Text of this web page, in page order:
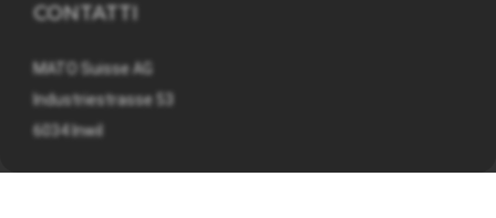
CONTATTI
MATO Suisse AG
Industriestrasse 53
6034 Inwil